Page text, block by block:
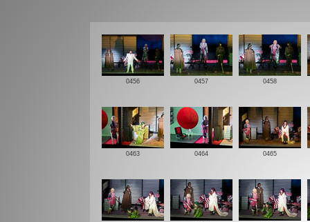
0456 0457 0458
0463 0464 0465